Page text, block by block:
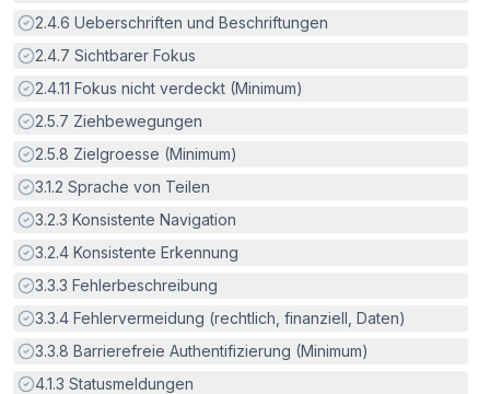
Erfüllt:
2.4.6 Ueberschriften und Beschriftungen
Erfüllt:
2.4.7 Sichtbarer Fokus
Erfüllt:
2.4.11 Fokus nicht verdeckt (Minimum)
Erfüllt:
2.5.7 Ziehbewegungen
Erfüllt:
2.5.8 Zielgroesse (Minimum)
Erfüllt:
3.1.2 Sprache von Teilen
Erfüllt:
3.2.3 Konsistente Navigation
Erfüllt:
3.2.4 Konsistente Erkennung
Erfüllt:
3.3.3 Fehlerbeschreibung
Erfüllt:
3.3.4 Fehlervermeidung (rechtlich, finanziell, Daten)
Erfüllt:
3.3.8 Barrierefreie Authentifizierung (Minimum)
Erfüllt:
4.1.3 Statusmeldungen